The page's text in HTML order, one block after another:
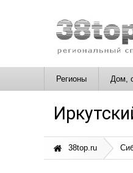
Регионы Дом,
38top.ru